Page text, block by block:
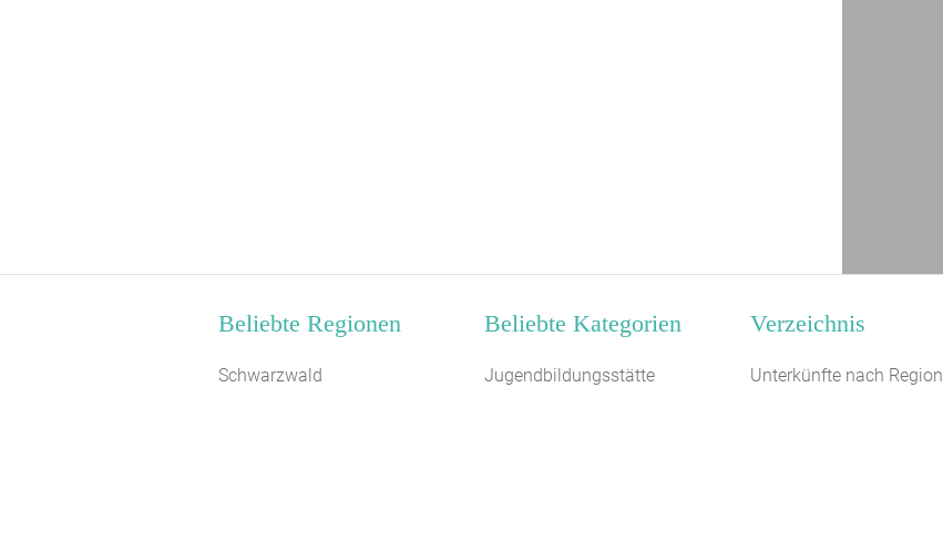
Beliebte Regionen
Schwarzwald
Beliebte Kategorien
Jugendbildungsstätte
Verzeichnis
Unterkünfte nach Region